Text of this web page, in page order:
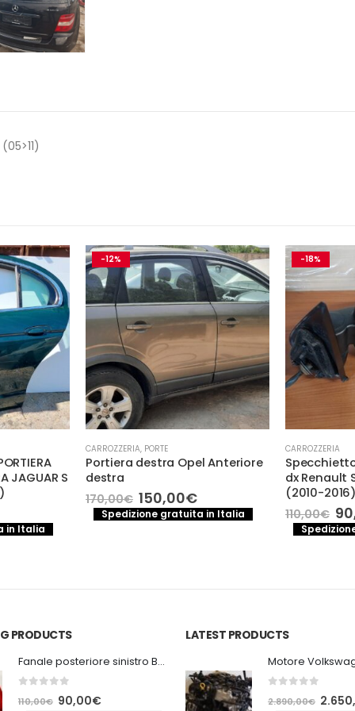
JAGUAR S
in Italia
-12%
CARROZZERIA, PORTE
Portiera destra Opel Anteriore
destra
170,00€ Il
prezzo
originale
150,00€Il
prezzo
attuale
Spedizione gratuita in Italia
-18%
CARROZZERIA
dx Renault
(2010-
110,00€ Il
PRODUCTS
Fanale posteriore sinistro BMW E92 Coupe
110,00€ Il90,00€Il
LATEST PRODUCTS
2.890,00€ Il